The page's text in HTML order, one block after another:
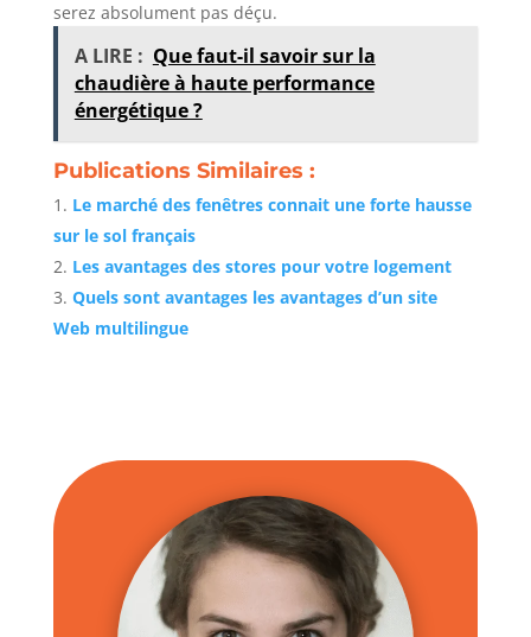
serez absolument pas déçu.
A LIRE : Que faut-il savoir sur la
chaudière à haute performance
énergétique ?
Publications Similaires :
Le marché des fenêtres connait une forte hausse
sur le sol français
Les avantages des stores pour votre logement
Quels sont avantages les avantages d’un site
Web multilingue